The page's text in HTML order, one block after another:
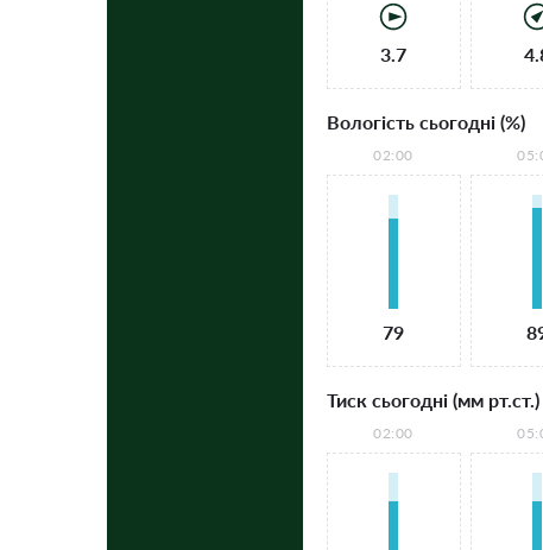
3.7
Вологість сьогодні (%)
02:00
79
Тиск сьогодні (мм рт.ст.)
02:00